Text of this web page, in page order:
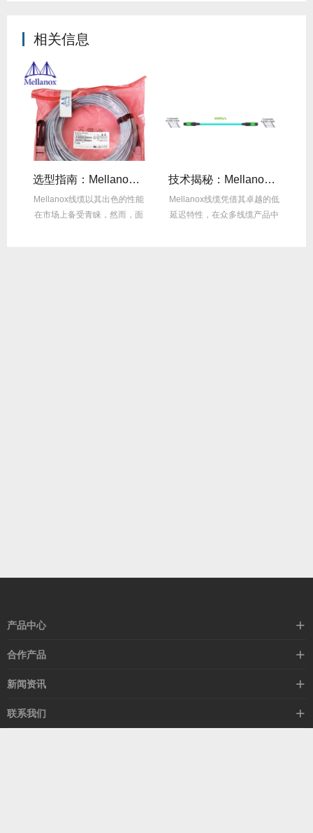
相关信息
选型指南：Mellanox线缆带宽怎么选？看完这篇不纠结！
Mellanox线缆以其出色的性能
在市场上备受青睐，然而，面
技术揭秘：Mellanox线缆低延迟背后的“信号优化”黑科技！
Mellanox线缆凭借其卓越的低
延迟特性，在众多线缆产品中
产品中心
高速线缆
以太网交换机
合作产品
希捷硬盘
新闻资讯
行业动态
技术视角
联系我们